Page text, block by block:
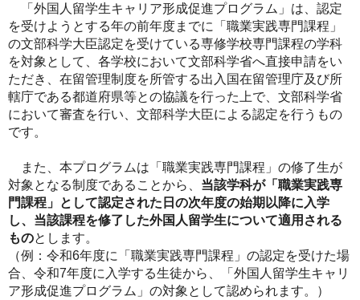
「外国人留学生キャリア形成促進プログラム」は、認定
を受けようとする年の前年度までに「職業実践専門課程」
の文部科学大臣認定を受けている専修学校専門課程の学科
を対象として、各学校において文部科学省へ直接申請をい
ただき、在留管理制度を所管する出入国在留管理庁及び所
轄庁である都道府県等との協議を行った上で、文部科学省
において審査を行い、文部科学大臣による認定を行うもの
です。
また、本プログラムは「職業実践専門課程」の修了生が
対象となる制度であることから、 当該学科が「職業実践専
門課程」として認定された日の次年度の始期以降に入学
し、当該課程を修了した外国人留学生について適用される
ものとします。
（例：令和6年度に「職業実践専門課程」の認定を受けた場
合、令和7年度に入学する生徒から、「外国人留学生キャリ
ア形成促進プログラム」の対象として認められます。）